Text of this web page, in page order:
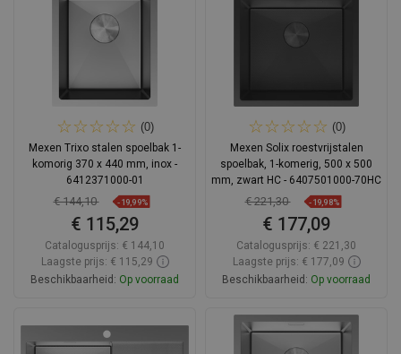
(0)
Mexen Trixo stalen spoelbak 1-
komorig 370 x 440 mm, inox -
6412371000-01
€ 144,10 -19,99%
€ 115,29
Catalogusprijs: € 144,10
Laagste prijs: € 115,29
Beschikbaarheid: Op voorraad
Vergelijk
(0)
Mexen Solix roestvrijstalen
spoelbak, 1-komerig, 500 x 500
mm, zwart HC - 6407501000-70HC
€ 221,30 -19,98%
€ 177,09
Catalogusprijs: € 221,30
Laagste prijs: € 177,09
Beschikbaarheid: Op voorraad
In winkelwagen